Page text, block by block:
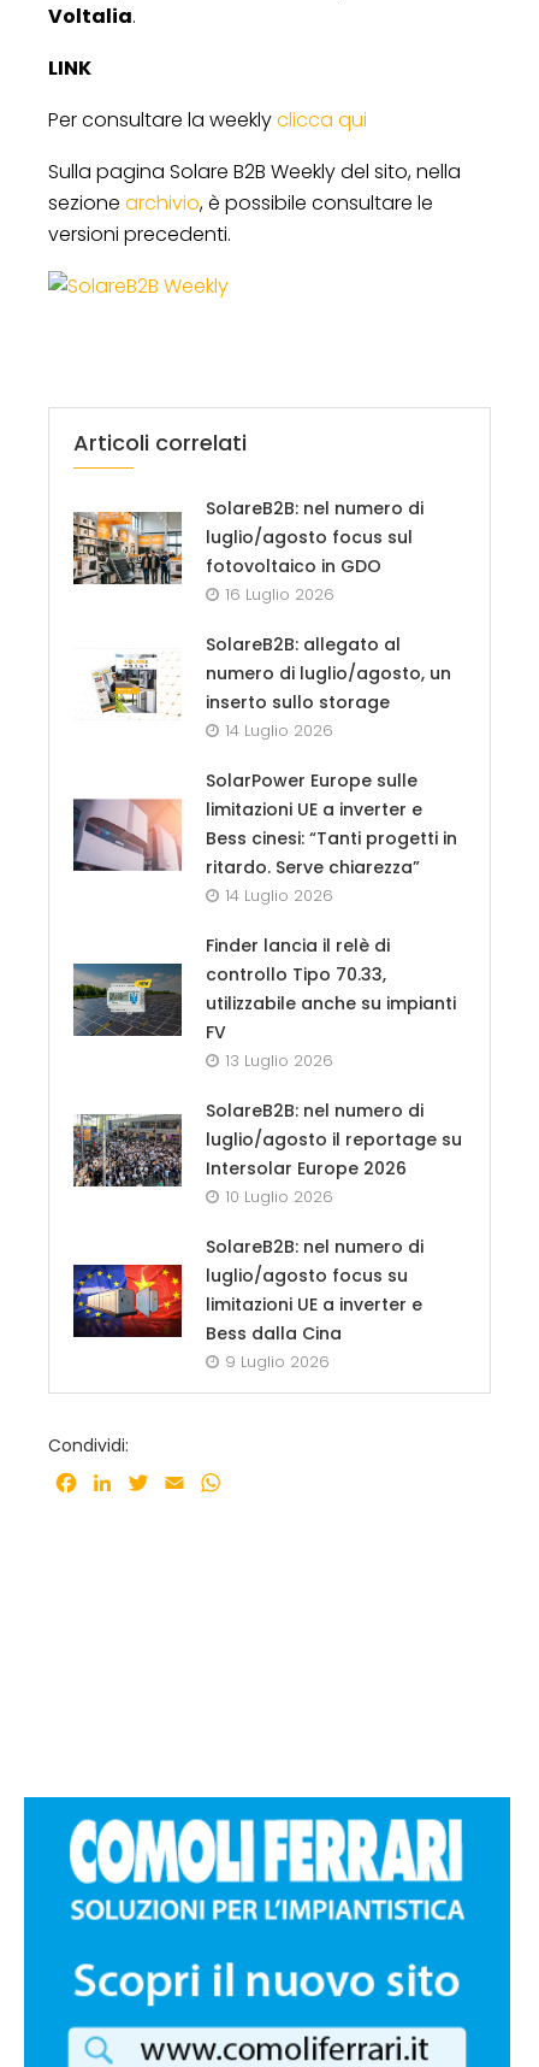
Voltalia.
LINK
Per consultare la weeklyclicca qui
Sulla pagina Solare B2B Weekly del sito, nella
sezione archivio, è possibile consultare le
versioni precedenti.
Articoli correlati
SolareB2B: nel numero di
luglio/agosto focus sul
fotovoltaico in GDO
16 Luglio 2026
SolareB2B: allegato al
numero di luglio/agosto, un
inserto sullo storage
14 Luglio 2026
SolarPower Europe sulle
limitazioni UE a inverter e
Bess cinesi: “Tanti progetti in
ritardo. Serve chiarezza”
14 Luglio 2026
Finder lancia il relè di
controllo Tipo 70.33,
utilizzabile anche su impianti
FV
13 Luglio 2026
SolareB2B: nel numero di
luglio/agosto il reportage su
Intersolar Europe 2026
10 Luglio 2026
SolareB2B: nel numero di
luglio/agosto focus su
limitazioni UE a inverter e
Bess dalla Cina
9 Luglio 2026
Condividi:
Facebook
LinkedInTwitter
Email